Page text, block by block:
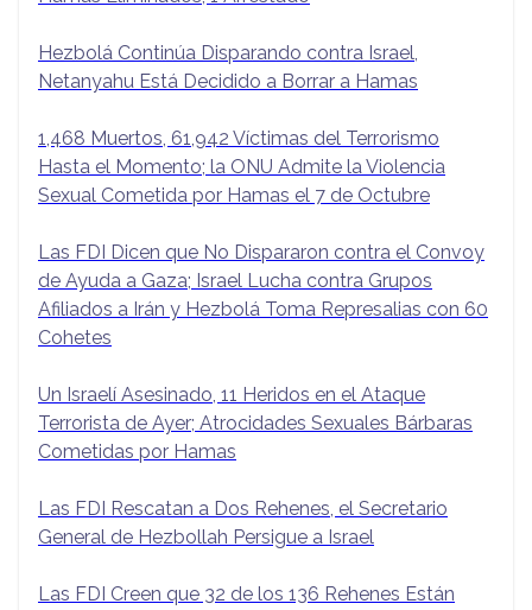
Hezbolá Continúa Disparando contra Israel,
Netanyahu Está Decidido a Borrar a Hamas
1,468 Muertos, 61,942 Víctimas del Terrorismo
Hasta el Momento; la ONU Admite la Violencia
Sexual Cometida por Hamas el 7 de Octubre
Las FDI Dicen que No Dispararon contra el Convoy
de Ayuda a Gaza; Israel Lucha contra Grupos
Afiliados a Irán y Hezbolá Toma Represalias con 60
Cohetes
Un Israelí Asesinado, 11 Heridos en el Ataque
Terrorista de Ayer; Atrocidades Sexuales Bárbaras
Cometidas por Hamas
Las FDI Rescatan a Dos Rehenes, el Secretario
General de Hezbollah Persigue a Israel
Las FDI Creen que 32 de los 136 Rehenes Están